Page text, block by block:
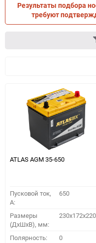
ПО ТРАНСПОРТУ
Результаты подбора
требуют
ATLAS AGM 35-650
Пусковой ток,
A:
650
Размеры
(ДхШхВ), мм:
230x172x220
Полярность: 0